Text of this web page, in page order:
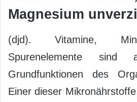
Magnesium
(djd). Vitamine,
Spurenelemente sind
Grundfunktionen des
Einer dieser